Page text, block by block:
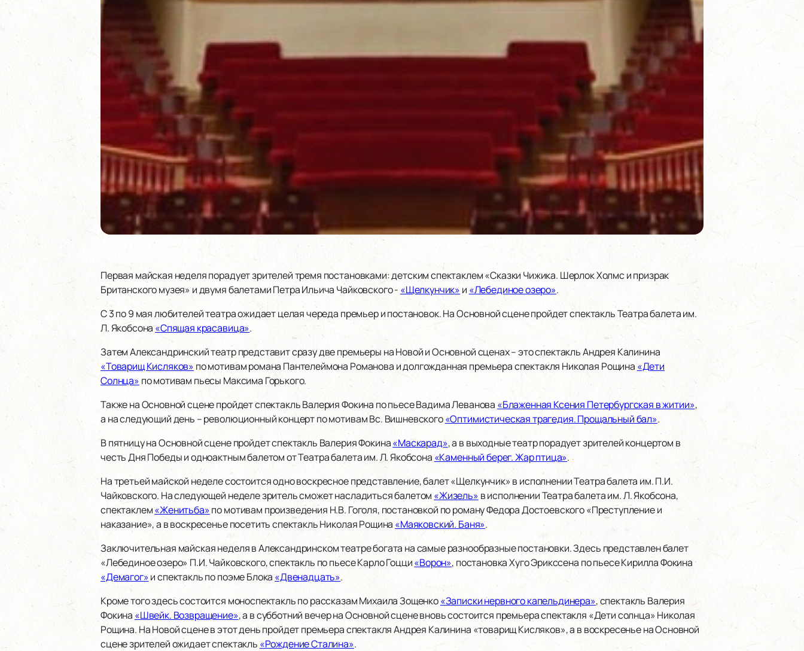
Первая майская неделя порадует зрителей тремя постановками: детским спектаклем «Сказки Чижика. Шерлок Холмс и призрак
Британского музея» и двумя балетами Петра Ильича Чайковского - «Щелкунчик» и «Лебединое озеро».
С 3 по 9 мая любителей театра ожидает целая череда премьер и постановок. На Основной сцене пройдет спектакль Театра балета им.
Л. Якобсона «Спящая красавица».
Затем Александринский театр представит сразу две премьеры на Новой и Основной сценах – это спектакль Андрея Калинина
«Товарищ Кисляков» по мотивам романа Пантелеймона Романова и долгожданная премьера спектакля Николая Рощина «Дети
Солнца» по мотивам пьесы Максима Горького.
Также на Основной сцене пройдет спектакль Валерия Фокина по пьесе Вадима Леванова «Блаженная Ксения Петербургская в житии»,
а на следующий день – революционный концерт по мотивам Вс. Вишневского«Оптимистическая трагедия. Прощальный бал».
В пятницу на Основной сцене пройдет спектакль Валерия Фокина«Маскарад», а в выходные театр порадует зрителей концертом в
честь Дня Победы и одноактным балетом от Театра балета им. Л. Якобсона «Каменный берег. Жар птица».
На третьей майской неделе состоится одно воскресное представление, балет «Щелкунчик» в исполнении Театра балета им. П.И.
Чайковского. На следующей неделе зритель сможет насладиться балетом «Жизель» в исполнении Театра балета им. Л. Якобсона,
спектаклем«Женитьба»по мотивам произведения Н.В. Гоголя, постановкой по роману Федора Достоевского «Преступление и
наказание», а в воскресенье посетить спектакль Николая Рощина «Маяковский. Баня».
Заключительная майская неделя в Александринском театре богата на самые разнообразные постановки. Здесь представлен балет
«Лебединое озеро» П.И. Чайковского, спектакль по пьесе Карло Гоцци«Ворон», постановка Хуго Эрикссена по пьесе Кирилла Фокина
«Демагог»и спектакль по поэме Блока «Двенадцать».
Кроме того здесь состоится моноспектакль по рассказам Михаила Зощенко«Записки нервного капельдинера», спектакль Валерия
Фокина «Швейк. Возвращение», а в субботний вечер на Основной сцене вновь состоится премьера спектакля «Дети солнца» Николая
Рощина. На Новой сцене в этот день пройдет премьера спектакля Андрея Калинина «товарищ Кисляков», а в воскресенье на Основной
сцене зрителей ожидает спектакль «Рождение Сталина».